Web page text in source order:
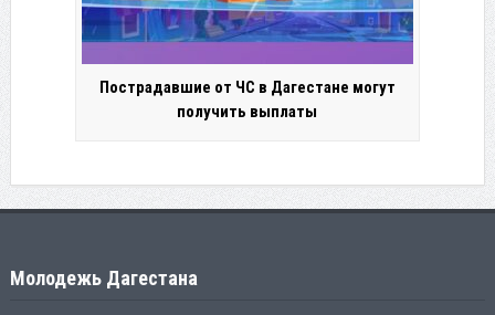
Пострадавшие от ЧС в Дагестане могут
получить выплаты
Молодежь Дагестана